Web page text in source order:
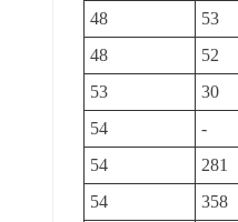
48
53
48
52
53
30
54
-
54
281
54
358